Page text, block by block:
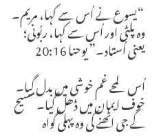
“یسوع نے اُس سے کہا، مریم۔
وہ پلٹی اور اُس سے کہا، ربُونی؛
یعنی اُستاد۔” یوحنا 20:16
اُس لمحے غم خوشی میں بدل گیا۔
خوف ایمان میں ڈھل گیا۔ مسیح
کے جی اٹھنے کی وہ پہلی گواہ